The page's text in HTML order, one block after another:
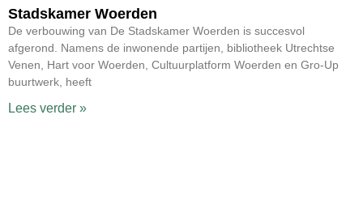
Stadskamer Woerden
De verbouwing van De Stadskamer Woerden is succesvol
afgerond. Namens de inwonende partijen, bibliotheek Utrechtse
Venen, Hart voor Woerden, Cultuurplatform Woerden en Gro-Up
buurtwerk, heeft
Lees verder »